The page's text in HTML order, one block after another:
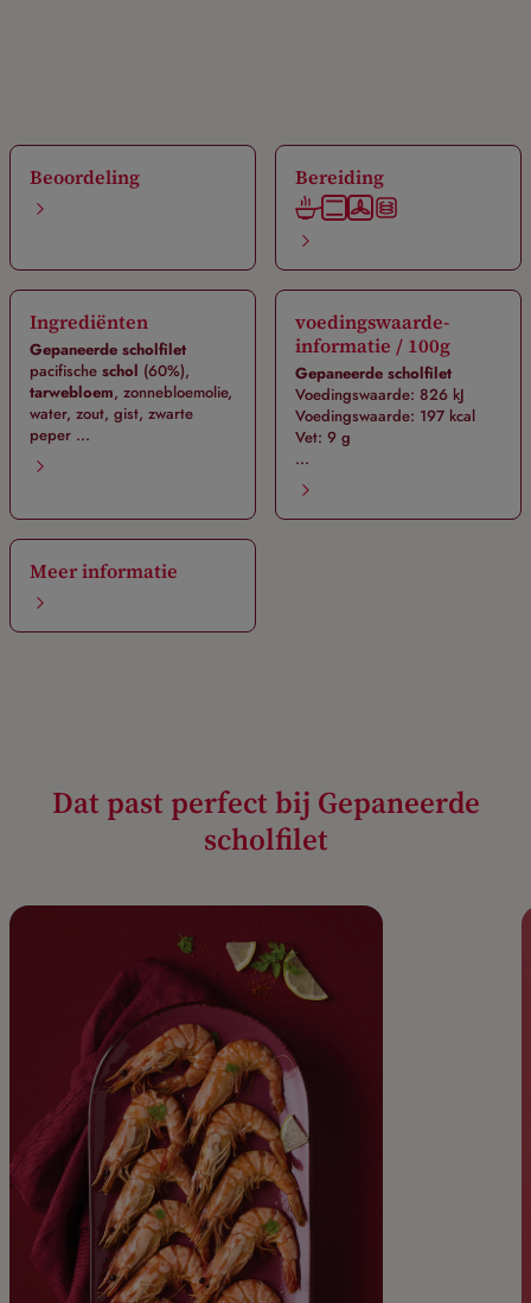
Beoordeling Bereiding
Ingrediënten
Gepaneerde scholfilet
pacifische schol (60%),
tarwebloem, zonnebloemolie,
water, zout, gist, zwarte
peper ...
voedingswaarde-
informatie / 100g
Gepaneerde scholfilet
Voedingswaarde: 826 kJ
Voedingswaarde: 197 kcal
Vet: 9 g
...
Meer informatie
Dat past perfect bij Gepaneerde
scholfilet